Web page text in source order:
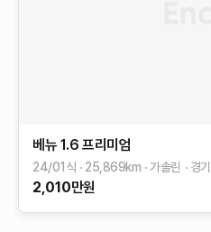
베뉴 1.6 프리미엄
24/01식 25,869km 가솔린 경기
2,010만원